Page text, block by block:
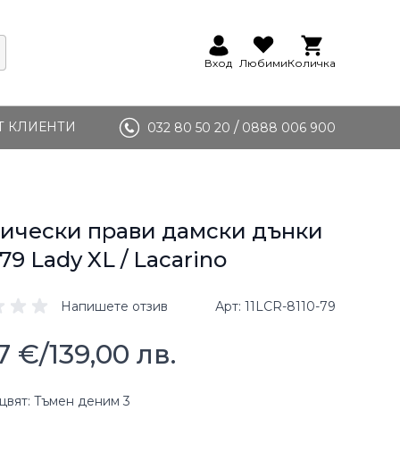
Вход ЛюбимиКоличка
КЛИЕНТИ 032 80 50 20 / 0888 006 900
прави дамски дънки
Lady XL / Lacarino
Напишете отзив Арт 11LCR-8110-79
€/139,00 лв.
Тъмен деним 3